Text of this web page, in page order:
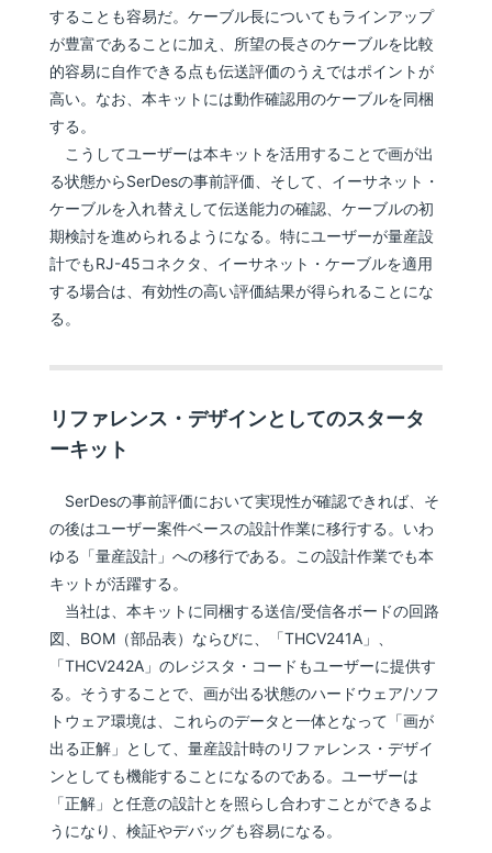
することも容易だ。ケーブル長についてもラインアップ
が豊富であることに加え、所望の長さのケーブルを比較
的容易に自作できる点も伝送評価のうえではポイントが
高い。なお、本キットには動作確認用のケーブルを同梱
する。
こうしてユーザーは本キットを活用することで画が出
る状態からSerDesの事前評価、そして、イーサネット・
ケーブルを入れ替えして伝送能力の確認、ケーブルの初
期検討を進められるようになる。特にユーザーが量産設
計でもRJ-45コネクタ、イーサネット・ケーブルを適用
する場合は、有効性の高い評価結果が得られることにな
る。
リファレンス・デザインとしてのスタータ
ーキット
SerDesの事前評価において実現性が確認できれば、そ
の後はユーザー案件ベースの設計作業に移行する。いわ
ゆる「量産設計」への移行である。この設計作業でも本
キットが活躍する。
当社は、本キットに同梱する送信/受信各ボードの回路
図、BOM（部品表）ならびに、「THCV241A」、
「THCV242A」のレジスタ・コードもユーザーに提供す
る。そうすることで、画が出る状態のハードウェア/ソフ
トウェア環境は、これらのデータと一体となって「画が
出る正解」として、量産設計時のリファレンス・デザイ
ンとしても機能することになるのである。ユーザーは
「正解」と任意の設計とを照らし合わすことができるよ
うになり、検証やデバッグも容易になる。